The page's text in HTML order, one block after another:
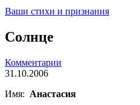
Ваши стихи и признания
Солнце
Комментарии
31.10.2006
Имя: Анастасия